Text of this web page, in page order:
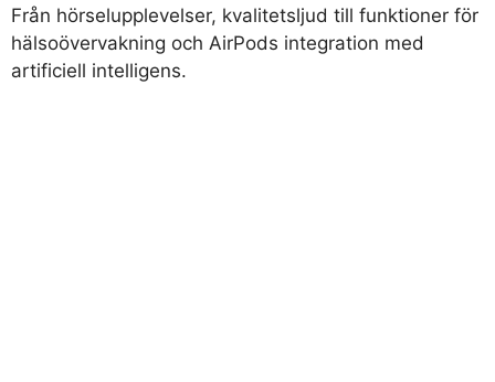
Från hörselupplevelser, kvalitetsljud till funktioner för
hälsoövervakning och AirPods integration med
artificiell intelligens.